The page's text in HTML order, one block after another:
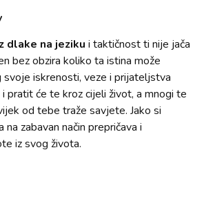
dlake na jeziku i taktičnost ti nije jača
bez obzira koliko ta istina može
iskrenosti, veze i prijateljstva
pratit će te kroz cijeli život, a mnogi te
od tebe traže savjete. Jako si
zabavan način prepričava i
iz svog života.